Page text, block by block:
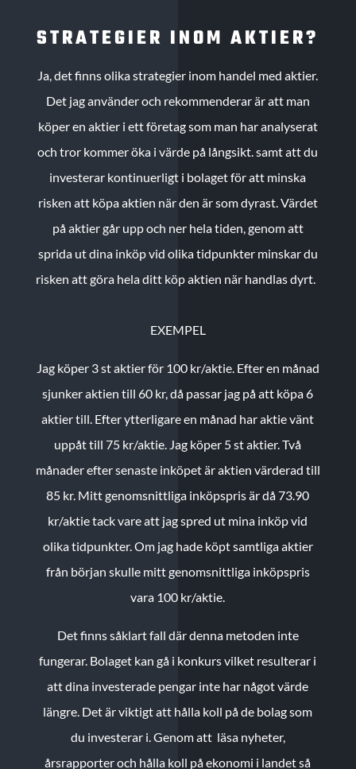
STRATEGIER INOM AKTIER?
Ja, det finns olika strategier inom handel med aktier.
Det jag använder och rekommenderar är att man
köper en aktier i ett företag som man har analyserat
och tror kommer öka i värde på långsikt. samt att du
investerar kontinuerligt i bolaget för att minska
risken att köpa aktien när den är som dyrast. Värdet
på aktier går upp och ner hela tiden, genom att
sprida ut dina inköp vid olika tidpunkter minskar du
risken att göra hela ditt köp aktien när handlas dyrt.
EXEMPEL
Jag köper 3 st aktier för 100 kr/aktie. Efter en månad
sjunker aktien till 60 kr, då passar jag på att köpa 6
aktier till. Efter ytterligare en månad har aktie vänt
uppåt till 75 kr/aktie. Jag köper 5 st aktier.Två
månader efter senaste inköpet är aktien värderad till
85 kr. Mitt genomsnittliga inköpspris är då 73.90
kr/aktie tack vare att jag spred ut mina inköp vid
olika tidpunkter. Om jag hade köpt samtliga aktier
från början skulle mitt genomsnittliga inköpspris
vara 100 kr/aktie.
Det finns såklart fall där denna metoden inte
fungerar. Bolaget kan gå i konkurs vilket resulterar i
att dina investerade pengar inte har något värde
längre. Det är viktigt att hålla koll på de bolag som
du investerar i. Genom att läsa nyheter,
årsrapporter och hålla koll på ekonomi i landet så